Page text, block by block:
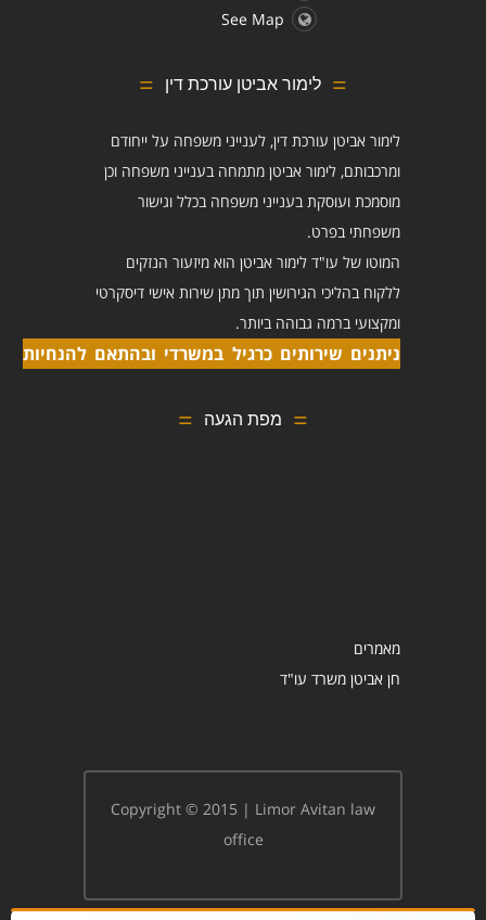
See Map
לימור אביטן עורכת דין
לימור אביטן עורכת דין, לענייני משפחה על ייחודם
ומרכבותם, לימור אביטן מתמחה בענייני משפחה וכן
מוסמכת ועוסקת בענייני משפחה בכלל וגישור
משפחתי בפרט.
המוטו של עו"ד לימור אביטן הוא מיזעור הנזקים
ללקוח בהליכי הגירושין תוך מתן שירות אישי דיסקרטי
ומקצועי ברמה גבוהה ביותר.
ניתנים שירותים כרגיל במשרדי ובהתאם להנחיות
מפת הגעה
מאמרים
Copyright © 2015 | Limor Avitan law
office